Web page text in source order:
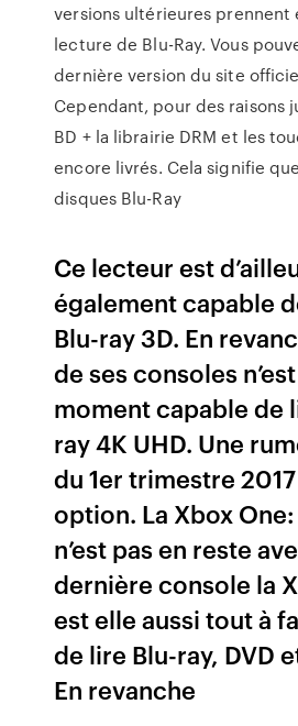
versions ultérieures prennent
lecture de Blu-Ray. Vous
dernière version du site
Cependant, pour des raisons
BD + la librairie DRM et les
encore livrés. Cela signifie
disques Blu-Ray
Ce lecteur est
également capable
Blu-ray 3D. En
de ses consoles
moment capable de
ray 4K UHD. Une
du 1er trimestre
option. La Xbox
n’est pas en reste
dernière console la
est elle aussi tout à
de lire Blu-ray, DVD
En revanche